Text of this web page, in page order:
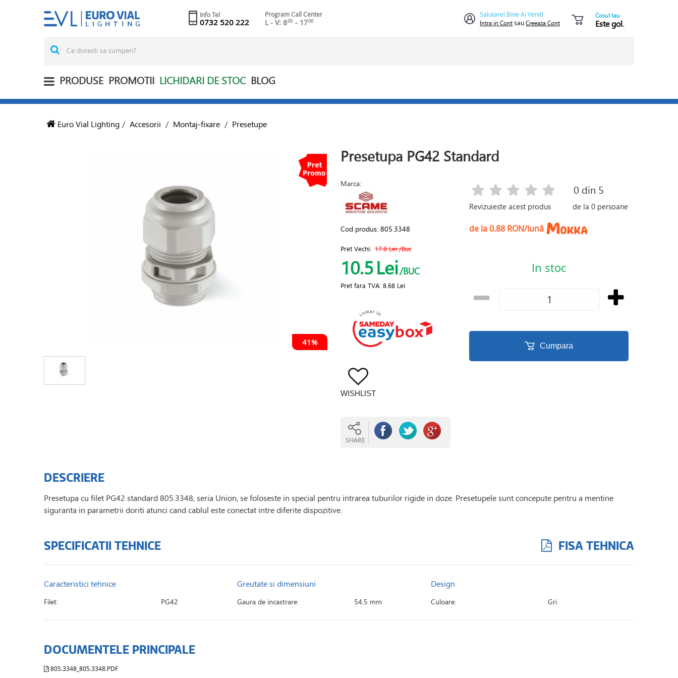
Info Tel
0732 520 222
Program Call Center
L - V: 800 - 1700
Salutare! Bine Ai Venit!
Intra in ContsauCreeaza Cont
Cosul tau
Este gol.
PRODUSE PROMOTII LICHIDARI DE STOC BLOG
Euro Vial Lighting / Accesorii / Montaj-fixare / Presetupe
41%
Presetupa PG42 Standard
Marca:
Cod produs:805.3348
Pret Vechi: 17.8 Lei/Buc
10.5Lei/BUC
Pret fara TVA: 8.68 Lei
WISHLIST
SHARE
Revizuieste acest produs
0 din 5
de la0 persoane
de la 0.88 RON/lună
In stoc
Cumpara
DESCRIERE
Presetupa cu filet PG42 standard 805.3348, seria Union, se foloseste in special pentru intrarea tuburilor rigide in doze. Presetupele sunt concepute pentru a mentine
siguranta in parametrii doriti atunci cand cablul este conectat intre diferite dispozitive.
SPECIFICATII TEHNICE FISA TEHNICA
Caracteristici tehnice
Filet: PG42
Greutate si dimensiuni
Gaura de incastrare: 54.5 mm
Design
Culoare: Gri
DOCUMENTELE PRINCIPALE
805.3348_805.3348.PDF